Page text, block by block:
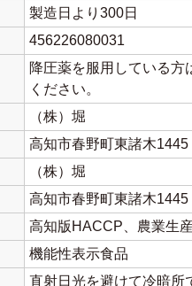
製造日より300日
456226080031
降圧薬を服用している方
ください。
（株）堀
高知市春野町東諸木1445
（株）堀
高知市春野町東諸木1445
高知版HACCP、農業生
機能性表示食品
直射日光を避けて冷暗所